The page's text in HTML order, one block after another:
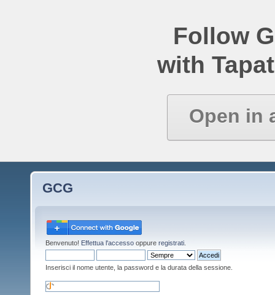
Follow
with
Open in
GCG
Benvenuto! Effettua l'accesso oppure registrati
Inserisci il nome utente, la password e la durata della sessione.